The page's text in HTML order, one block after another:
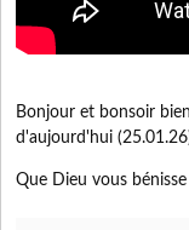
Bonjour et bonsoir
d'aujourd'hui
Que Dieu vous bénisse